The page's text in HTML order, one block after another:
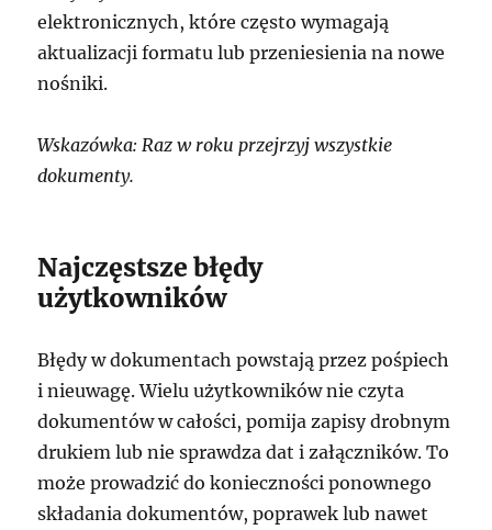
elektronicznych, które często wymagają
aktualizacji formatu lub przeniesienia na nowe
nośniki.
Wskazówka: Raz w roku przejrzyj wszystkie
dokumenty.
Najczęstsze błędy
użytkowników
Błędy w dokumentach powstają przez pośpiech
i nieuwagę. Wielu użytkowników nie czyta
dokumentów w całości, pomija zapisy drobnym
drukiem lub nie sprawdza dat i załączników. To
może prowadzić do konieczności ponownego
składania dokumentów, poprawek lub nawet